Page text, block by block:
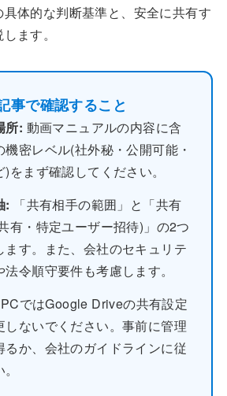
体的な判断基準と、安全に共有す
ます。
事で確認すること
所: 動画マニュアルの内容に含
機密レベル(社外秘・公開可能・
をまず確認してください。
: 「共有相手の範囲」と「共有
有・特定ユーザー招待)」の2つ
ます。また、会社のセキュリテ
令順守要件も考慮します。
ではGoogle Driveの共有設定
しないでください。事前に管理
るか、会社のガイドラインに従